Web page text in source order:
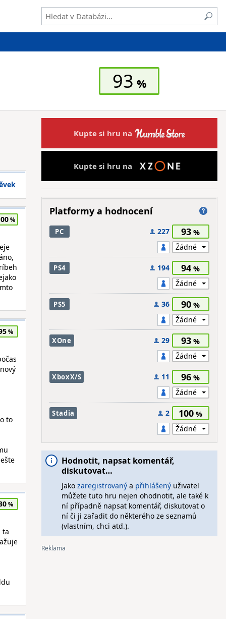
93
to
ta
Kupte si hru na
Kupte si hru na
Platformy a hodnocení
PC 227 93
PS4 194 94
PS5 36 90
XOne 29 93
XboxX/S 11 96
Stadia 2 100
Hodnotit, napsat komentář,
diskutovat…
Jako zaregistrovanýa přihlášenýuživatel
můžete tuto hru nejen ohodnotit, ale také k
ní případně napsat komentář, diskutovat o
ní či ji zařadit do některého ze seznamů
(vlastním, chci atd.).